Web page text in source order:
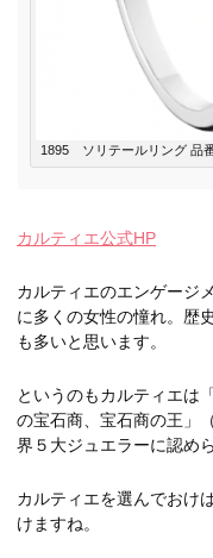
1895 ソリテールリング 品
カルティエ公式HP
カルティエのエンゲージ
に多くの女性の憧れ。歴
も多いと思います。
というのもカルティエ
の宝石商、宝石商の王」
界５大ジュエラーに認め
カルティエを選んでおけ
けますね。